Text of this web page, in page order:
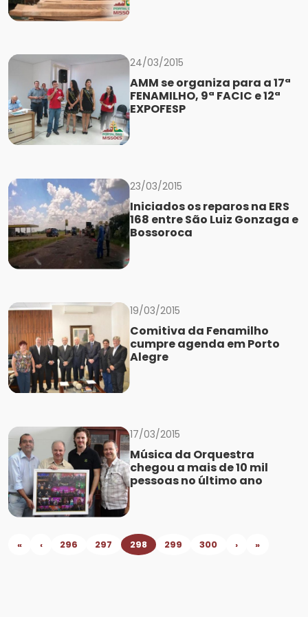
24/03/2015
AMM se organiza para a 17ª
FENAMILHO, 9ª FACIC e 12ª
EXPOFESP
23/03/2015
Iniciados os reparos na ERS
168 entre São Luiz Gonzaga e
Bossoroca
19/03/2015
Comitiva da Fenamilho
cumpre agenda em Porto
Alegre
17/03/2015
Música da Orquestra
chegou a mais de 10 mil
pessoas no último ano
« ‹ 296 297 298 299 300 › »